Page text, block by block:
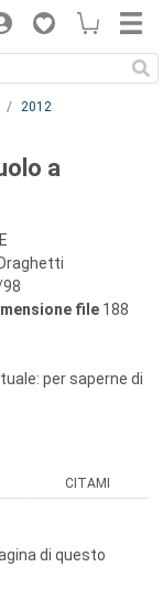
2012
a
file 188
per saperne di
CITAMI
di questo